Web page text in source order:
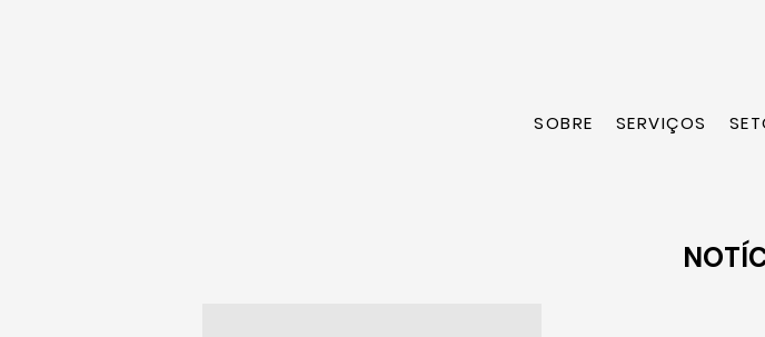
SOBRE SERVIÇOS